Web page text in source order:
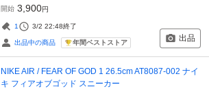
開始 3,900円
1 3/2 22:48終了
出品中の商品 年間ベストストア 出品
NIKE AIR / FEAR OF GOD 1 26.5cm AT8087-002 ナイ
キ フィアオブゴッド スニーカー